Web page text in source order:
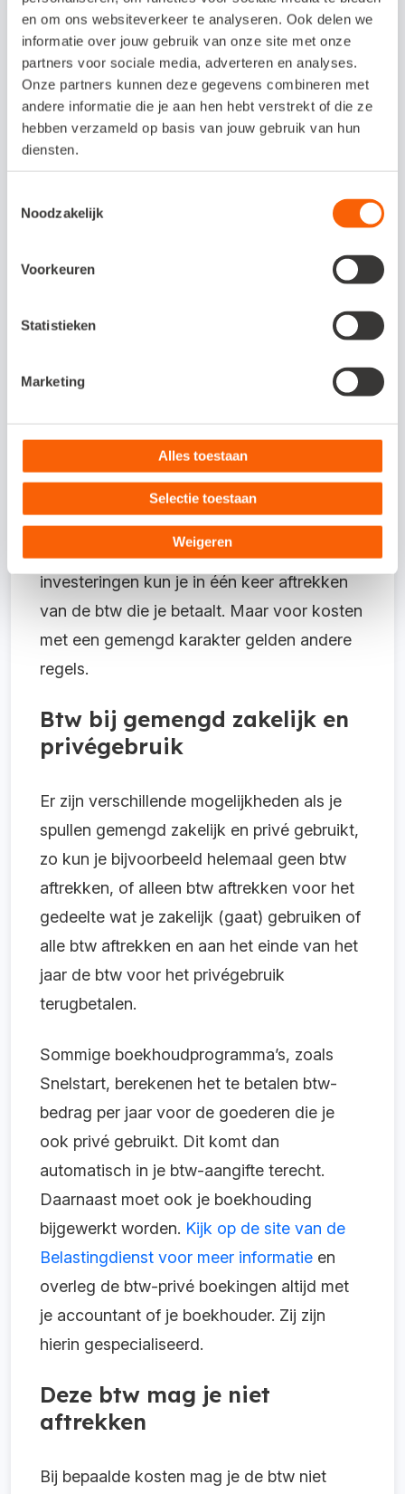
en om ons websiteverkeer te analyseren. Ook delen we
informatie over jouw gebruik van onze site met onze
partners voor sociale media, adverteren en analyses.
Onze partners kunnen deze gegevens combineren met
andere informatie die je aan hen hebt verstrekt of die ze
hebben verzameld op basis van jouw gebruik van hun
diensten.
Noodzakelijk
Voorkeuren
Statistieken
Marketing
Alles toestaan
Selectie toestaan
Weigeren
checken met je boekhouder of accountant
of je het goed aanpakt.
Als jij als ondernemer iets verkoopt, moet je
daar btw over berekenen. Die btw draag je
af aan de Belastingdienst. Jouw
goederen en diensten die jij inkoopt voor je
voorbelasting mag je meestal aftrekken van
geleverd zijn, moeten wel belast zijn met
van de leverancier moet aande eisen voor
een btw-factuur voldoen.
De btw voorbelasting over ‘gewone’
zakelijke kosten en de btw over
investeringen kun je in één keer aftrekken
van de btw die je betaalt. Maar voor kosten
met een gemengd karakter gelden andere
regels.
Btw bij gemengd zakelijk en
privégebruik
Er zijn verschillende mogelijkheden als je
spullen gemengd zakelijk en privé gebruikt,
zo kun je bijvoorbeeld helemaal geen btw
aftrekken, of alleen btw aftrekken voor het
gedeelte wat je zakelijk (gaat) gebruiken of
alle btw aftrekken en aan het einde van het
jaar de btw voor het privégebruik
terugbetalen.
Sommige boekhoudprogramma’s, zoals
Snelstart, berekenen het te betalen btw-
bedrag per jaar voor de goederen die je
ook privé gebruikt. Dit komt dan
automatisch in je btw-aangifte terecht.
Daarnaast moet ook je boekhouding
bijgewerkt worden. Kijk op de site van de
Belastingdienst voor meer informatie en
overleg de btw-privé boekingen altijd met
je accountant of je boekhouder. Zij zijn
hierin gespecialiseerd.
Deze btw mag je niet
aftrekken
Bij bepaalde kosten mag je de btw niet